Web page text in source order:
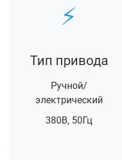
⚡
Тип привода
Ручной/
электрический
380В, 50Гц